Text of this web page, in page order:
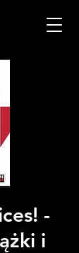
-
i